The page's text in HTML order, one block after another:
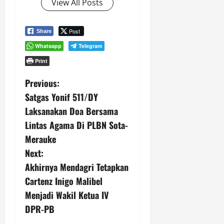
View All Posts
Share Post
Whatsapp
Telegram
Print
P
o
s
t
n
a
v
Previous:
Satgas Yonif 511/DY
Laksanakan Doa Bersama
Lintas Agama Di PLBN Sota-
Merauke
Next:
Akhirnya Mendagri Tetapkan
Cartenz Inigo Malibel
Menjadi Wakil Ketua IV
DPR-PB